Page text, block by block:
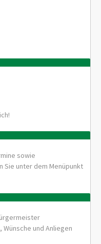
sowie
Sie unter dem Menüpunkt
und Anliegen